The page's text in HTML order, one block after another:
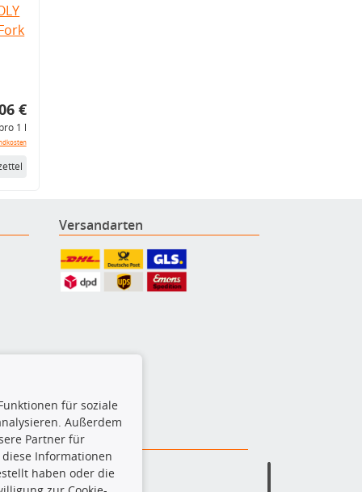
€
1 l
Versandarten
für soziale
Außerdem
Partner für
Informationen
haben oder die